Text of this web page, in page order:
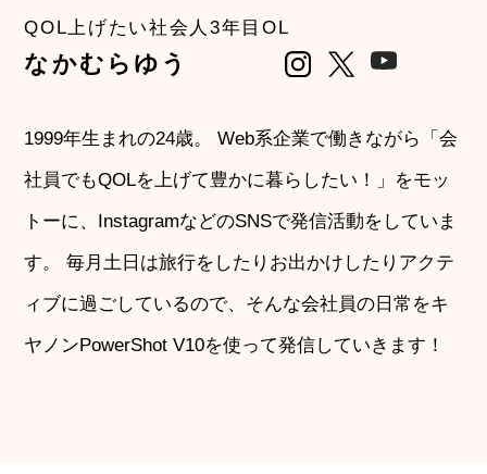
QOL上げたい社会人3年目OL
なかむらゆう
1999年生まれの24歳。 Web系企業で働きながら「会
社員でもQOLを上げて豊かに暮らしたい！」をモッ
トーに、InstagramなどのSNSで発信活動をしていま
す。 毎月土日は旅行をしたりお出かけしたりアクテ
ィブに過ごしているので、そんな会社員の日常をキ
ヤノンPowerShot V10を使って発信していきます！